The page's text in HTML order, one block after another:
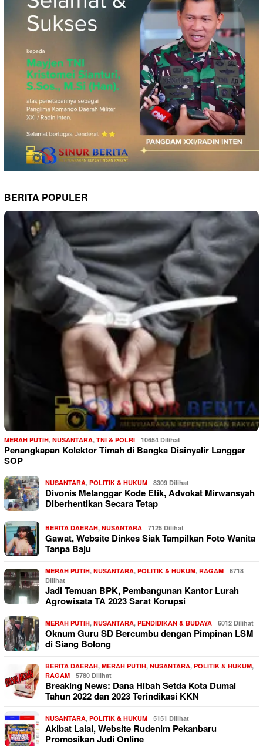
BERITA POPULER
MERAH PUTIH, NUSANTARA, TNI & POLRI 10654 Dilihat
Penangkapan Kolektor Timah di Bangka Disinyalir Langgar
SOP
NUSANTARA, POLITIK & HUKUM 8309 Dilihat
Divonis Melanggar Kode Etik, Advokat Mirwansyah
Diberhentikan Secara Tetap
BERITA DAERAH, NUSANTARA 7125 Dilihat
Gawat, Website Dinkes Siak Tampilkan Foto Wanita
Tanpa Baju
MERAH PUTIH, NUSANTARA, POLITIK & HUKUM, RAGAM
6718
Dilihat
Jadi Temuan BPK, Pembangunan Kantor Lurah
Agrowisata TA 2023 Sarat Korupsi
MERAH PUTIH, NUSANTARA, PENDIDIKAN & BUDAYA 6012 Dilihat
Oknum Guru SD Bercumbu dengan Pimpinan LSM
di Siang Bolong
BERITA DAERAH, MERAH PUTIH, NUSANTARA, POLITIK & HUKUM,
RAGAM
5780 Dilihat
Breaking News: Dana Hibah Setda Kota Dumai
Tahun 2022 dan 2023 Terindikasi KKN
NUSANTARA, POLITIK & HUKUM 5151 Dilihat
Akibat Lalai, Website Rudenim Pekanbaru
Promosikan Judi Online